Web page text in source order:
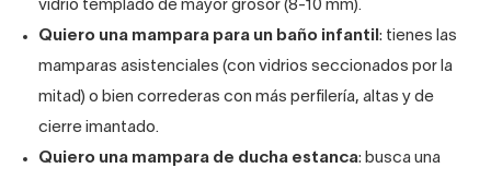
vidrio templado de mayor grosor (8-10 mm).
Quiero una mampara para un baño infantil : tienes las
mamparas asistenciales (con vidrios seccionados por la
mitad) o bien correderas con más perfilería, altas y de
cierre imantado.
Quiero una mampara de ducha estanca: busca una